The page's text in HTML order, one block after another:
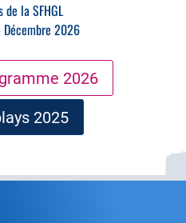
de la SFHGL
2026
2026
2025